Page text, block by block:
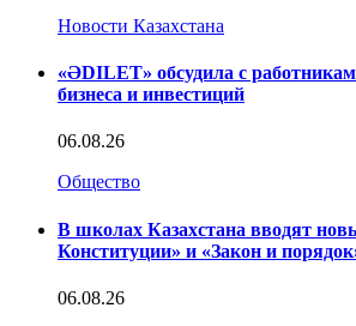
Новости Казахстана
«ӘDILET» обсудила с
бизнеса и инвестиций
06.08.26
Общество
В школах Казахстана вводят
Конституции» и «Закон и
06.08.26